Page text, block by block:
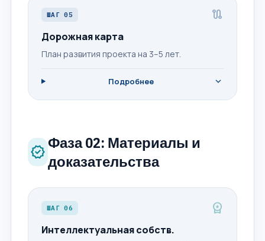
ШАГ 05 route
Дорожная карта
План развития проекта на 3–5 лет.
Подробнее expand_more
verifiedФаза 02: Материалы и
доказательства
ШАГ 06 workspace_premium
Интеллектуальная собств.